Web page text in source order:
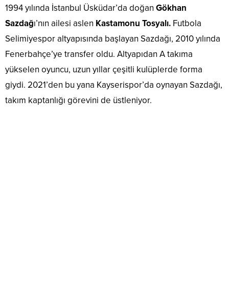
1994 yılında İstanbul Üsküdar’da doğan Gökhan
Sazdağı’nın ailesi aslen Kastamonu Tosyalı. Futbola
Selimiyespor altyapısında başlayan Sazdağı, 2010 yılında
Fenerbahçe’ye transfer oldu. Altyapıdan A takıma
yükselen oyuncu, uzun yıllar çeşitli kulüplerde forma
giydi. 2021’den bu yana Kayserispor’da oynayan Sazdağı,
takım kaptanlığı görevini de üstleniyor.